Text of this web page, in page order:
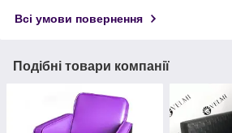
Всі умови повернення
Подібні товари компанії